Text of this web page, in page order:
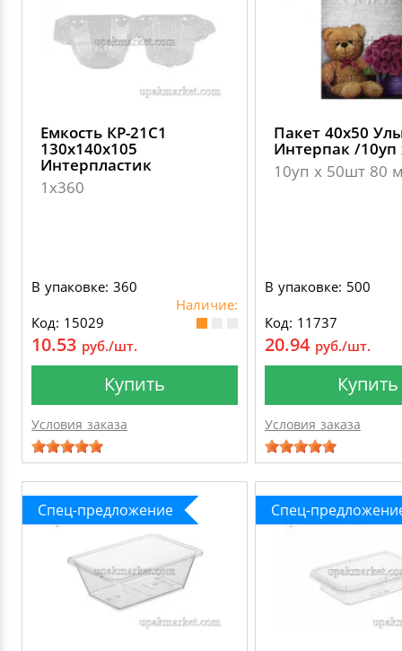
Емкость КР-21С1
130х140х105
Интерпластик
1х360
В упаковке: 360
Наличие:
Код: 15029
10.53 руб./шт.
Купить
Условия заказа
Пакет 40х50
Интерпак /
10уп х 50шт 80
В упаковке: 500
Код: 11737
20.94 руб./шт.
Купить
Условия заказа
Спец-предложение Спец-